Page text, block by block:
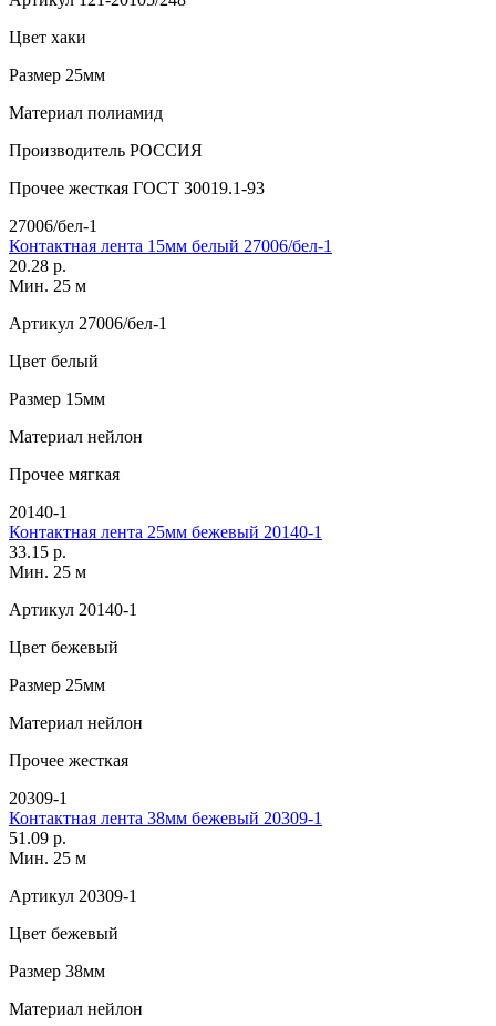
Цвет хаки
Размер 25мм
Материал полиамид
Производитель РОССИЯ
Прочее жесткая ГОСТ 30019.1-93
27006/бел-1
Контактная лента 15мм белый 27006/бел-1
20.28 р.
Мин. 25 м
Артикул 27006/бел-1
Цвет белый
Размер 15мм
Материал нейлон
Прочее мягкая
20140-1
Контактная лента 25мм бежевый 20140-1
33.15 р.
Мин. 25 м
Артикул 20140-1
Цвет бежевый
Размер 25мм
Материал нейлон
Прочее жесткая
20309-1
Контактная лента 38мм бежевый 20309-1
51.09 р.
Мин. 25 м
Артикул 20309-1
Цвет бежевый
Размер 38мм
Материал нейлон